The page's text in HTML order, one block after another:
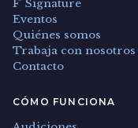
F' Signature
Eventos
Quiénes somos
Trabaja con nosotros
Contacto
CÓMO FUNCIONA